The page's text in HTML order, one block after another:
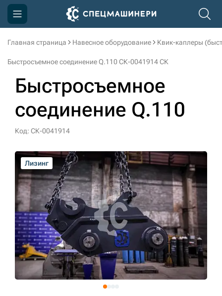
Главная страница Навесное оборудование Квик-каплеры
Быстросъемное соединение Q.110 СК-0041914 СК
Быстросъемное
соединение Q.110
Код: СК-0041914
Лизинг
Лизинг
Лизинг
Лизинг
Компания
Доставка и оплата
Информация
Контакты
3D тур по производству
3D тур по складам
sksale@skdst.ru
+7 (499) 394-50-93